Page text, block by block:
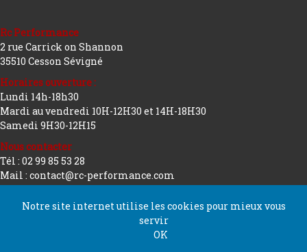
Rc Performance
2 rue Carrick on Shannon
35510 Cesson Sévigné
Horaires ouverture :
Lundi 14h-18h30
Mardi au vendredi 10H-12H30 et 14H-18H30
Samedi 9H30-12H15
Nous contacter
Tél : 02 99 85 53 28
Mail : contact@rc-performance.com
Copyright 2026 tous droits réservés
Notre site internet utilise les cookies pour mieux vous
servir
OK